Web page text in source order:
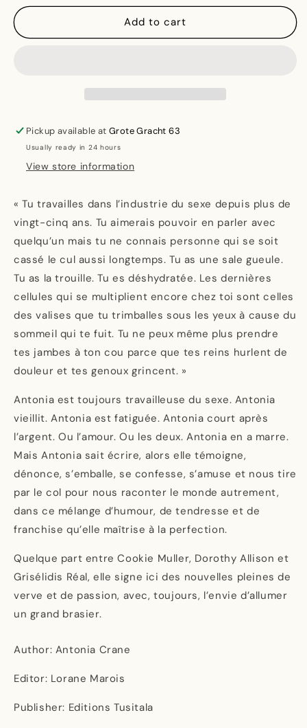
for
travailleuse
for
travailleuse
Add to cart
Pickup available atGrote Gracht 63
Usually ready in 24 hours
View store information
« Tu travailles dans l’industrie du sexe depuis plus de
vingt-cinq ans. Tu aimerais pouvoir en parler avec
quelqu’un mais tu ne connais personne qui se soit
cassé le cul aussi longtemps. Tu as une sale gueule.
Tu as la trouille. Tu es déshydratée. Les dernières
cellules qui se multiplient encore chez toi sont celles
des valises que tu trimballes sous les yeux à cause du
sommeil qui te fuit. Tu ne peux même plus prendre
tes jambes à ton cou parce que tes reins hurlent de
douleur et tes genoux grincent. »
Antonia est toujours travailleuse du sexe. Antonia
vieillit. Antonia est fatiguée. Antonia court après
l’argent. Ou l’amour. Ou les deux. Antonia en a marre.
Mais Antonia sait écrire, alors elle témoigne,
dénonce, s’emballe, se confesse, s’amuse et nous tire
par le col pour nous raconter le monde autrement,
dans ce mélange d’humour, de tendresse et de
franchise qu’elle maîtrise à la perfection.
Quelque part entre Cookie Muller, Dorothy Allison et
Grisélidis Réal, elle signe ici des nouvelles pleines de
verve et de passion, avec, toujours, l’envie d’allumer
un grand brasier.
Author: Antonia Crane
Editor: Lorane Marois
Publisher: Editions Tusitala